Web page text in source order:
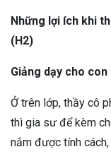
Những lợi ích khi
(H2)
Giảng dạy cho
Ở trên lớp, thầy cô
thì gia sư để kèm
nắm được tính